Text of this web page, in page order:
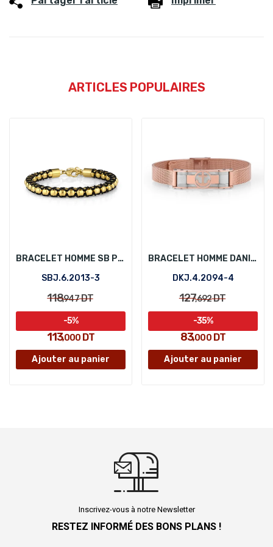
ARTICLES POPULAIRES
BRACELET HOMME SB POLO SBJ.6.2013-3
SBJ.6.2013-3
118,947DT
113,000 DT
-5%
Ajouter au panier
BRACELET HOMME DANIEL KLEIN DKJ.4.2094-4
DKJ.4.2094-4
127,692DT
83,000DT
-35%
Ajouter au panier
Inscrivez-vous à notre Newsletter
RESTEZ INFORMÉ DES BONS PLANS !